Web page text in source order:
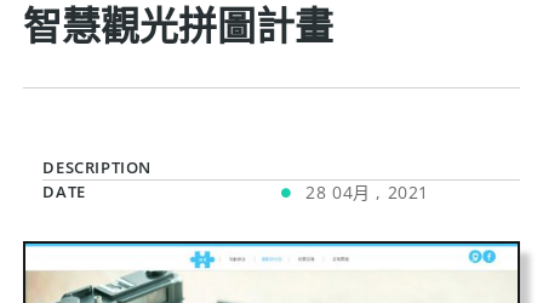
智慧觀光拼圖計畫
DESCRIPTION
DATE
28 04月 , 2021